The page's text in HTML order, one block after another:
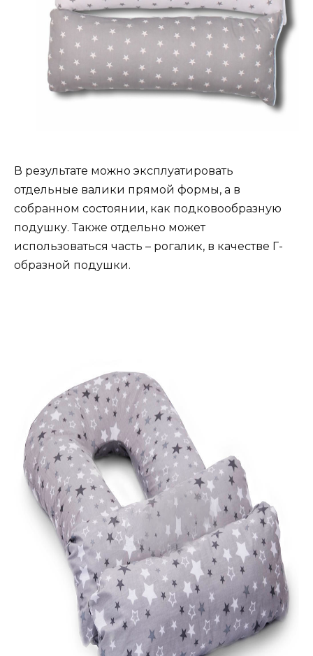
В результате можно эксплуатировать
отдельные валики прямой формы, а в
собранном состоянии, как подковообразную
подушку. Также отдельно может
использоваться часть – рогалик, в качестве Г-
образной подушки.